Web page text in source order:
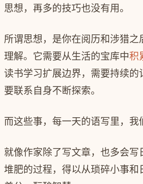
思想，再多的技巧也没有用。
所谓思想，是你在阅历和涉猎之
理解。它需要从生活的宝库中积
读书学习扩展边界，需要持续的
要联系自身不断探索。
而这些事，每一天的语写里，我
就像作家除了写文章，也多会写
堆肥的过程，得以从琐碎小事和